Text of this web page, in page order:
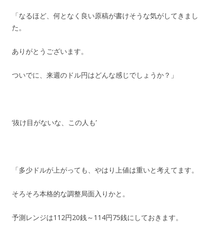
「なるほど、何となく良い原稿が書けそうな気がしてきまし
た。
ありがとうございます。
ついでに、来週のドル円はどんな感じでしょうか？」
‘抜け目がないな、この人も’
「多少ドルが上がっても、やはり上値は重いと考えてます。
そろそろ本格的な調整局面入りかと。
予測レンジは112円20銭～114円75銭にしておきます。